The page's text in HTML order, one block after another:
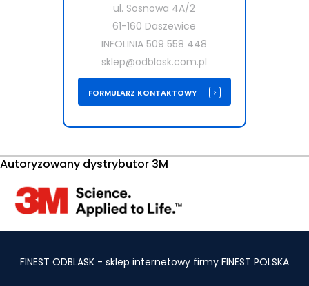
ul. Sosnowa 4A/2
61-160 Daszewice
INFOLINIA 509 558 448
sklep@odblask.com.pl
FORMULARZ KONTAKTOWY
Autoryzowany dystrybutor 3M
FINEST ODBLASK - sklep internetowy firmy FINEST POLSKA